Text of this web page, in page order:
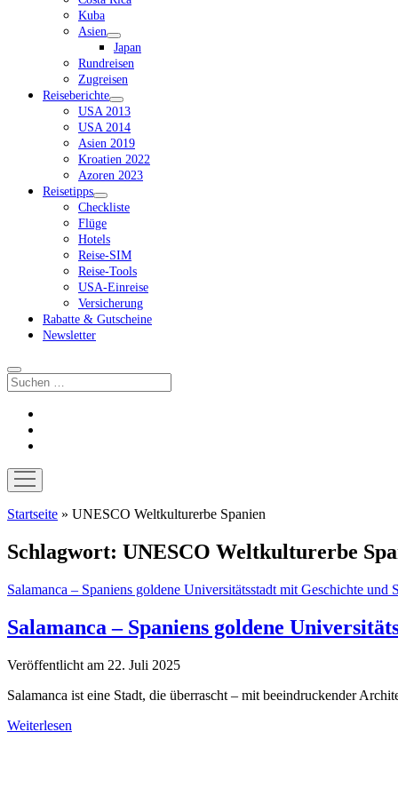
Kuba
Asien
Dropdown-
Menü
öffnen
Japan
Rundreisen
Zugreisen
Reiseberichte
Dropdown-
Menü
öffnen
USA 2013
USA 2014
Asien 2019
Kroatien 2022
Azoren 2023
Reisetipps
Dropdown-
Menü
öffnen
Checkliste
Flüge
Hotels
Reise-SIM
Reise-Tools
USA-Einreise
Versicherung
Rabatte & Gutscheine
Newsletter
Suchen
Menü
öffnen
Startseite » UNESCO Weltkulturerbe Spanien
Schlagwort: UNESCO Weltkulturerbe
Salamanca – Spaniens goldene Universitätsstadt mit Geschichte und
Salamanca – Spaniens goldene
Veröffentlicht am 22. Juli 2025
Salamanca ist eine Stadt, die überrascht – mit beeindruckender
Weiterlesen